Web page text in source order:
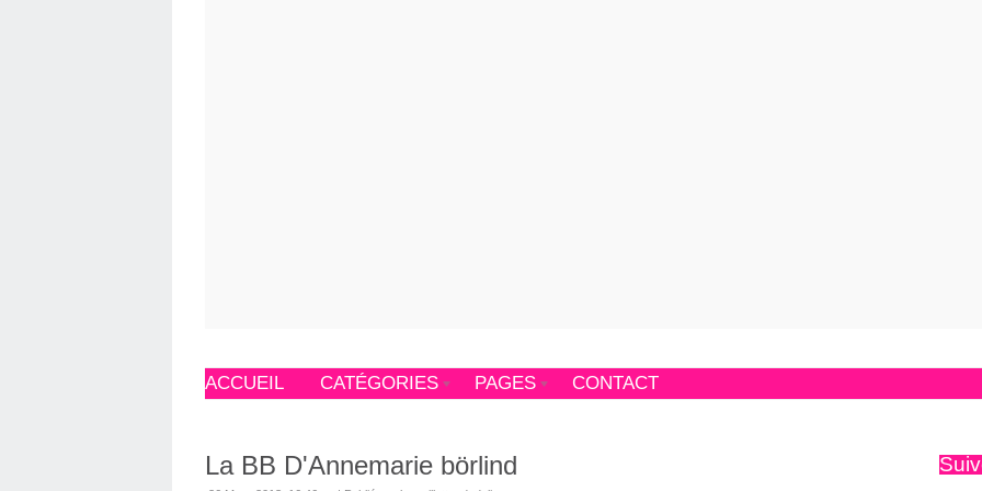
ACCUEIL CATÉGORIES PAGES CONTACT
La BB D'Annemarie börlind